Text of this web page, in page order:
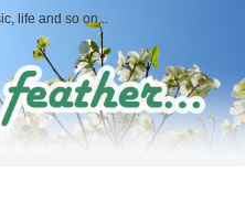
life and so on...